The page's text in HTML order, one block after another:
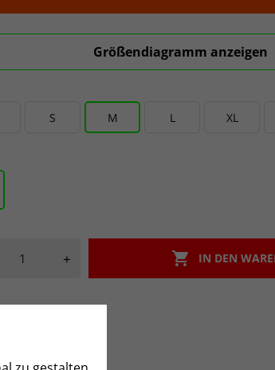
Größendiagramm anzeigen
S M L XL
+  IN DEN